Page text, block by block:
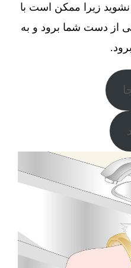
زیرا ممکن است با
از دست شما برود و به